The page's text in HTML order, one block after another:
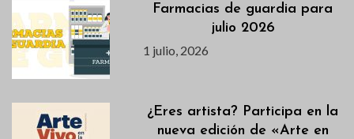
Farmacias de guardia para
julio 2026
1 julio, 2026
¿Eres artista? Participa en la
nueva edición de «Arte en